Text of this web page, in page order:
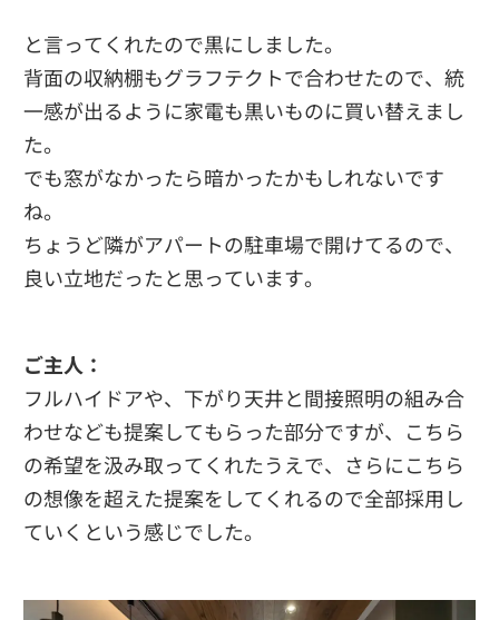
と言ってくれたので黒にしました。
背面の収納棚もグラフテクトで合わせたので、統
一感が出るように家電も黒いものに買い替えまし
た。
でも窓がなかったら暗かったかもしれないです
ね。
ちょうど隣がアパートの駐車場で開けてるので、
良い立地だったと思っています。
ご主人：
フルハイドアや、下がり天井と間接照明の組み合
わせなども提案してもらった部分ですが、こちら
の希望を汲み取ってくれたうえで、さらにこちら
の想像を超えた提案をしてくれるので全部採用し
ていくという感じでした。